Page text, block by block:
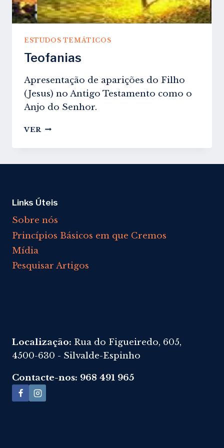
ESTUDOS TEMÁTICOS
Teofanias
Apresentação de aparições do Filho
(Jesus) no Antigo Testamento como o
Anjo do Senhor.
VER TEOFANIAS
Links Úteis
Sobre nós
Princípios Básicos em que Cremos
Mídia
Pesquisar Artigos
Localização: Rua do Figueiredo, 605,
4500-630 - Silvalde-Espinho
Contacte-nos: 968 491 965